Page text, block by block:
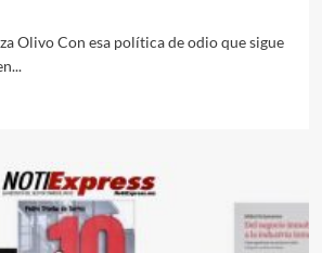
Olivo Con esa política de odio que sigue